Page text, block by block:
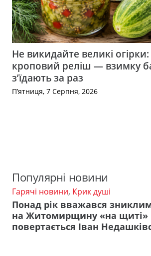
Не викидайте великі огірки:
кроповий реліш — взимку
з’їдають за раз
П’ятниця, 7 Серпня, 2026
Популярні новини
Гарячі новини, Крик душі
Понад рік вважався
на Житомирщину «на щиті»
повертається Іван